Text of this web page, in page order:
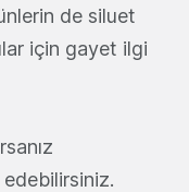
de siluet
için gayet ilgi